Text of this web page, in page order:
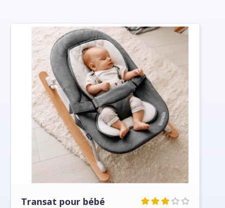
Transat pour bébé